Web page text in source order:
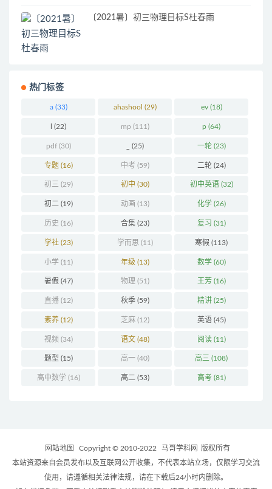
〔2021暑〕初三物理目标S杜春雨
热门标签
a(33) ahashool (29) ev(18)
(22) mp (111) p (64)
pdf(30) (25) 一轮(23)
专题 (16) 中考 (59) 二轮(24)
初三 (29) 初中 (30) 初中英语(32)
初二 (19) 动画 (13) 化学(26)
历史 (16) 合集(23) 复习 (31)
学社(23) 学而思 (11) 寒假 (113)
小学(11) 年级 (13) 数学(60)
暑假 (47) 物理 (51) 王芳(16)
直播(12) 秋季(59) 精讲(25)
素养(12) 芝麻(12) 英语(45)
视频 (34) 语文(48) 阅读(11)
题型 (15) 高一(40) 高三 (108)
高中数学(16) 高二 (53) 高考(81)
网站地图 Copyright © 2010-2022 马哥学科网 版权所有
本站资源来自会员发布以及互联网公开收集，不代表本站立场，仅限学习交流
使用，请遵循相关法律法规，请在下载后24小时内删除。